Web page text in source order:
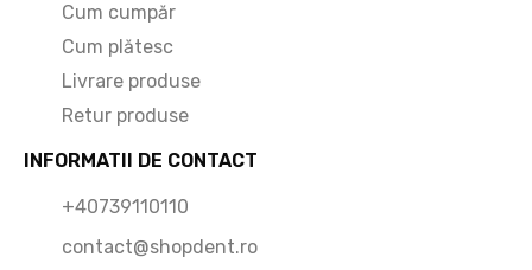
Cum cumpăr
Cum plătesc
Livrare produse
Retur produse
INFORMATII DE CONTACT
+40739110110
contact@shopdent.ro